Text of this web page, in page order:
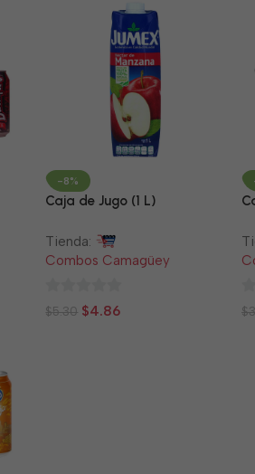
-8%
Caja de Jugo (1 L)
Tienda:
Combos Camagüey
0
$5.30 $4.86
0
$